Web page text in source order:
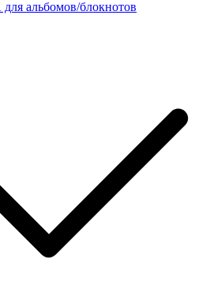
альбомов/блокнотов